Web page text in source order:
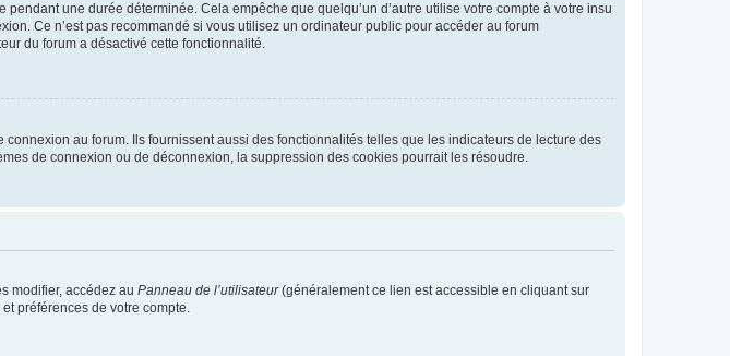
une durée déterminée. Cela empêche que quelqu’un d’autre utilise votre compte à votre insu
Ce n’est pas recommandé si vous utilisez un ordinateur public pour accéder au forum
du forum a désactivé cette fonctionnalité.
au forum. Ils fournissent aussi des fonctionnalités telles que les indicateurs de lecture des
de connexion ou de déconnexion, la suppression des cookies pourrait les résoudre.
modifier, accédez au Panneau de l’utilisateur(généralement ce lien est accessible en cliquant sur
préférences de votre compte.